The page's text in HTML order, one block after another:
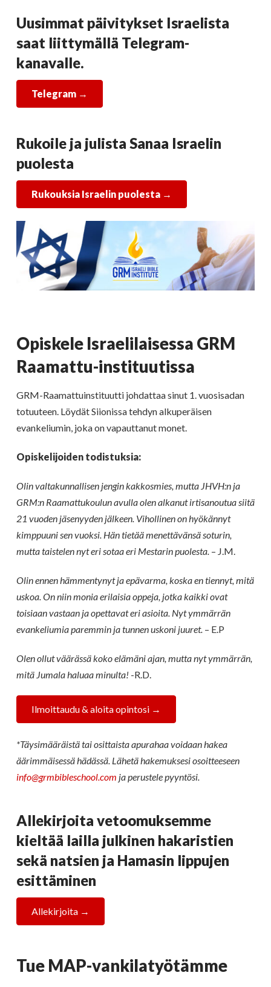
Uusimmat päivitykset Israelista
saat liittymällä Telegram-
kanavalle.
Telegram →
Rukoile ja julista Sanaa Israelin
puolesta
Rukouksia Israelin puolesta →
Opiskele Israelilaisessa GRM
Raamattu-instituutissa
GRM-Raamattuinstituutti johdattaa sinut 1. vuosisadan
totuuteen. Löydät Siionissa tehdyn alkuperäisen
evankeliumin, joka on vapauttanut monet.
Opiskelijoiden todistuksia:
Olin valtakunnallisen jengin kakkosmies, mutta JHVH:n ja
GRM:n Raamattukoulun avulla olen alkanut irtisanoutua siitä
21 vuoden jäsenyyden jälkeen. Vihollinen on hyökännyt
kimppuuni sen vuoksi. Hän tietää menettävänsä soturin,
mutta taistelen nyt eri sotaa eri Mestarin puolesta.– J.M.
Olin ennen hämmentynyt ja epävarma, koska en tiennyt, mitä
uskoa. On niin monia erilaisia oppeja, jotka kaikki ovat
toisiaan vastaan ja opettavat eri asioita. Nyt ymmärrän
evankeliumia paremmin ja tunnen uskoni juuret.– E.P
Olen ollut väärässä koko elämäni ajan, mutta nyt ymmärrän,
mitä Jumala haluaa minulta! -R.D.
Ilmoittaudu & aloita opintosi →
*Täysimääräistä tai osittaista apurahaa voidaan hakea
äärimmäisessä hädässä. Lähetä hakemuksesi osoitteeseen
info@grmbibleschool.com ja perustele pyyntösi.
Allekirjoita vetoomuksemme
kieltää lailla julkinen hakaristien
sekä natsien ja Hamasin lippujen
esittäminen
Allekirjoita →
Tue MAP-vankilatyötämme